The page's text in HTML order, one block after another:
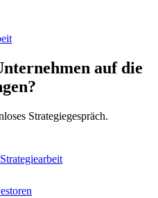
auf die
Strategiegespräch.
Strategiearbeit